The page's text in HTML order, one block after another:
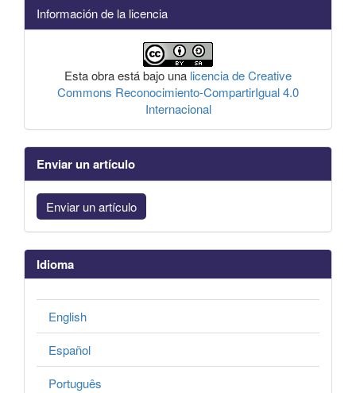
Información de la licencia
Esta obra está bajo una licencia de Creative
Commons Reconocimiento-CompartirIgual 4.0
Internacional
Enviar un artículo
Enviar un artículo
Idioma
English
Español
Português